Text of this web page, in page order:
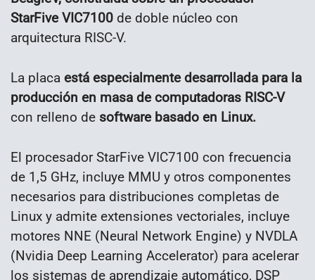
StarFive VIC7100 de doble núcleo con
arquitectura RISC-V.
La placa está especialmente desarrollada para la
producción en masa de computadoras RISC-V
con relleno de software basado en Linux.
El procesador StarFive VIC7100 con frecuencia
de 1,5 GHz, incluye MMU y otros componentes
necesarios para distribuciones completas de
Linux y admite extensiones vectoriales, incluye
motores NNE (Neural Network Engine) y NVDLA
(Nvidia Deep Learning Accelerator) para acelerar
los sistemas de aprendizaje automático, DSP